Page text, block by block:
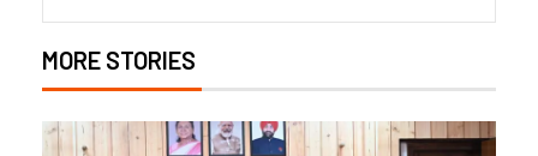
MORE STORIES